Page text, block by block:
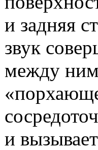
и задняя
звук
между
и